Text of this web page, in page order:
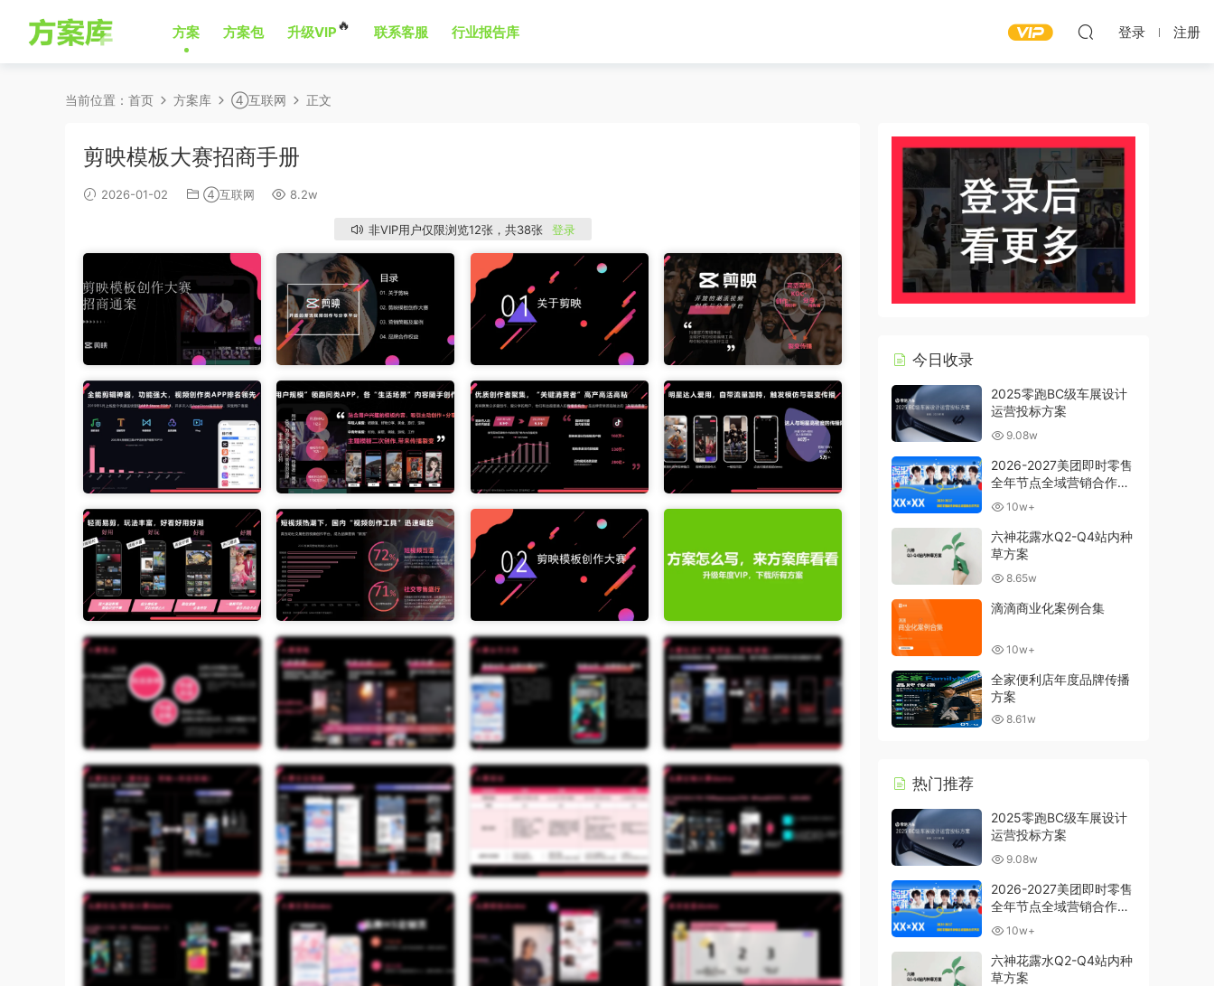
方案 方案包 升级VIP🔥 联系客服 行业报告库 登录 注册
当前位置： 首页 方案库 ④互联网 正文
剪映模板大赛招商手册
2026-01-02 ④互联网 8.2w
非VIP用户仅限浏览12张，共38张 登录
今日收录
2025零跑BC级车展设计
运营投标方案
9.08w
2026-2027美团即时零售
全年节点全域营销合作方
案 10w+
六神花露水Q2-Q4站内种
草方案
8.65w
滴滴商业化案例合集
10w+
全家便利店年度品牌传播
方案
8.61w
热门推荐
2025零跑BC级车展设计
运营投标方案
9.08w
2026-2027美团即时零售
全年节点全域营销合作方
案 10w+
六神花露水Q2-Q4站内种
草方案